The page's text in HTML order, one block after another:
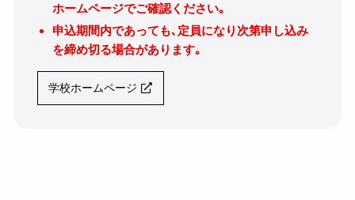
ホームページでご確認ください｡
申込期間内であっても､定員になり次第申し込み
を締め切る場合があります｡
学校ホームページ